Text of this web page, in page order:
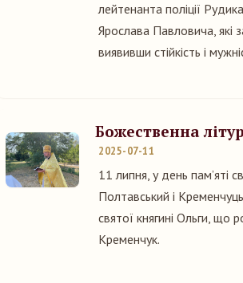
лейтенанта поліції
Ярослава Павловича, які
виявивши стійкість і
Божественна
2025-07-11
11 липня, у день пам’яті
Полтавський і
святої княгині Ольги, що
Кременчук.